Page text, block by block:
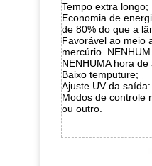
Tempo extra longo;
Economia de
de 80% do que a
Favorável ao meio
mercúrio.
NENHUMA hora
Baixo temputure;
Ajuste UV da
Modos de controle
ou outro.